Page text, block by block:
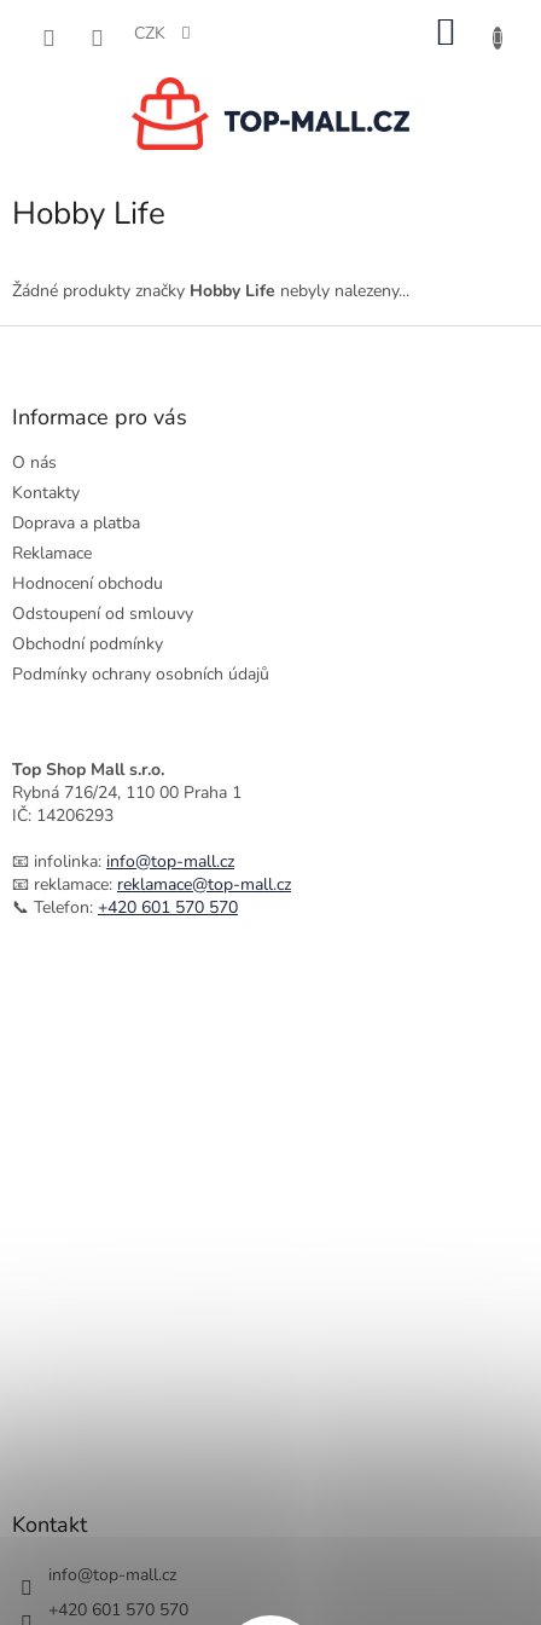
CZK
Hobby Life
Žádné produkty značky Hobby Life nebyly nalezeny...
Z
Informace pro vás
O nás
Kontakty
Doprava a platba
Reklamace
Hodnocení obchodu
Odstoupení od smlouvy
Obchodní podmínky
Podmínky ochrany osobních údajů
Top Shop Mall s.r.o.
Rybná 716/24, 110 00 Praha 1
IČ: 14206293
📧 infolinka: info@top-mall.cz
📧 reklamace: reklamace@top-mall.cz
📞 Telefon: +420 601 570 570
Kontakt
info@top-mall.cz
+420 601 570 570